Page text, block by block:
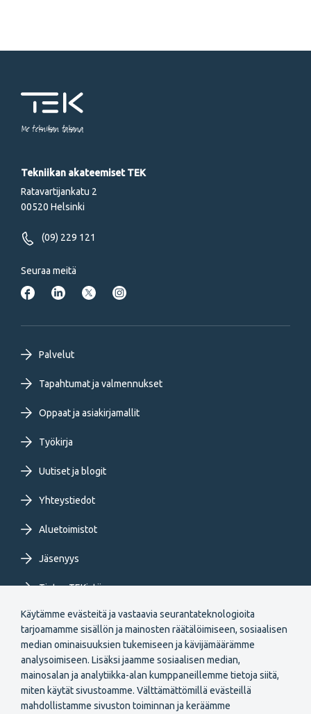
Käytämme evästeitä ja vastaavia seurantateknologioita
tarjoamamme sisällön ja mainosten räätälöimiseen, sosiaalisen
median ominaisuuksien tukemiseen ja kävijämäärämme
analysoimiseen. Lisäksi jaamme sosiaalisen median,
mainosalan ja analytiikka-alan kumppaneillemme tietoja siitä,
miten käytät sivustoamme. Välttämättömillä evästeillä
mahdollistamme sivuston toiminnan ja keräämme
Me tekniikan takana
Tekniikan akateemiset TEK
Ratavartijankatu 2
00520 Helsinki
(09) 229 121
Seuraa meitä
Footer
primary
menu
FI
Palvelut
Tapahtumat ja valmennukset
Oppaat ja asiakirjamallit
Työkirja
Uutiset ja blogit
Yhteystiedot
Aluetoimistot
Jäsenyys
Tietoa TEKistä
Extranet